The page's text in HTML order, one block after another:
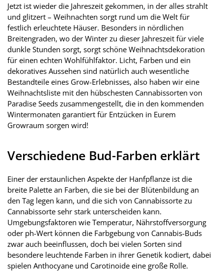
Jetzt ist wieder die Jahreszeit gekommen, in der alles strahlt
und glitzert – Weihnachten sorgt rund um die Welt für
festlich erleuchtete Häuser. Besonders in nördlichen
Breitengraden, wo der Winter zu dieser Jahreszeit für viele
dunkle Stunden sorgt, sorgt schöne Weihnachtsdekoration
für einen echten Wohlfühlfaktor. Licht, Farben und ein
dekoratives Aussehen sind natürlich auch wesentliche
Bestandteile eines Grow-Erlebnisses, also haben wir eine
Weihnachtsliste mit den hübschesten Cannabissorten von
Paradise Seeds zusammengestellt, die in den kommenden
Wintermonaten garantiert für Entzücken in Eurem
Growraum sorgen wird!
Verschiedene Bud-Farben erklärt
Einer der erstaunlichen Aspekte der Hanfpflanze ist die
breite Palette an Farben, die sie bei der Blütenbildung an
den Tag legen kann, und die sich von Cannabissorte zu
Cannabissorte sehr stark unterscheiden kann.
Umgebungsfaktoren wie Temperatur, Nährstoffversorgung
oder ph-Wert können die Farbgebung von Cannabis-Buds
zwar auch beeinflussen, doch bei vielen Sorten sind
besondere leuchtende Farben in ihrer Genetik kodiert, dabei
spielen Anthocyane und Carotinoide eine große Rolle.